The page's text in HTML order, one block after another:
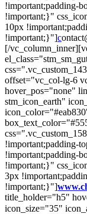
!important;padding-
!important;}"
10px
!important;}"]c
[/
offset="vc_col-lg-6
hover_pos="none"
stm_icon_earth"
!important;padding-
!important;padding-
!important;}"
3px
!important;}"]
title_holder="h5"
icon_size="35"